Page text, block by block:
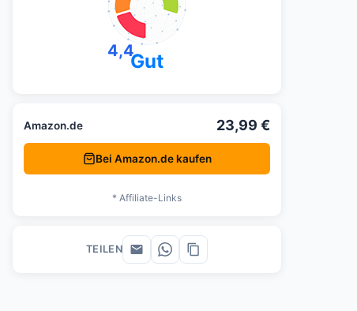
4,4Gut
Amazon.de 23,99 €
Bei Amazon.de kaufen
* Affiliate-Links
TEILEN